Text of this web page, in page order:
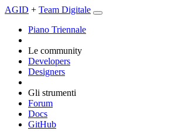
AGID + Team Digitale
Piano Triennale
Le community
Developers
Designers
Gli strumenti
Forum
Docs
GitHub